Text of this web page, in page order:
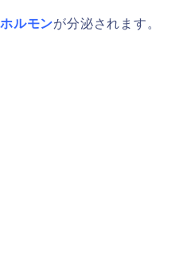
ルモンが分泌されます。